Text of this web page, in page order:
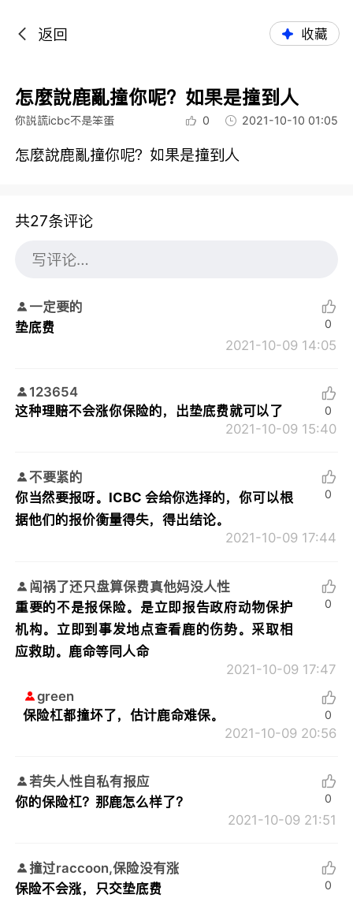
返回 收藏
怎麼說鹿亂撞你呢？如果是撞到人
你説謊icbc不是笨蛋 0 2021-10-10 01:05
怎麼說鹿亂撞你呢？如果是撞到人
共27条评论
一定要的
垫底费
2021-10-09 14:05
0
123654
这种理赔不会涨你保险的，出垫底费就可以了
2021-10-09 15:40
0
不要紧的
你当然要报呀。ICBC 会给你选择的，你可以根
据他们的报价衡量得失，得出结论。
2021-10-09 17:44
0
闯祸了还只盘算保费真他妈没人性
重要的不是报保险。是立即报告政府动物保护
机构。立即到事发地点查看鹿的伤势。采取相
应救助。鹿命等同人命
2021-10-09 17:47
0
green
保险杠都撞坏了，估计鹿命难保。
2021-10-09 20:56
0
若失人性自私有报应
你的保险杠？那鹿怎么样了？
2021-10-09 21:51
0
撞过raccoon,保险没有涨
保险不会涨，只交垫底费
0